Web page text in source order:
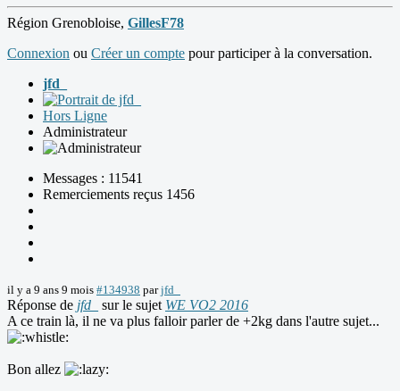
Région Grenobloise, GillesF78
Connexion ou Créer un compte pour participer à la conversation.
jfd_
Hors Ligne
Administrateur
Messages : 11541
Remerciements reçus 1456
il y a 9 ans 9 mois #134938 parjfd_
Réponse de jfd_ sur le sujet WE VO2 2016
A ce train là, il ne va plus falloir parler de +2kg dans l'autre sujet...
Bon allez